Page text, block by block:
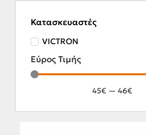
Κατασκευαστές
VICTRON
Εύρος Τιμής
45€ — 46€